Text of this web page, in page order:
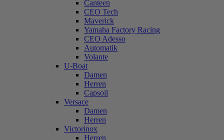
Canteen
CEO Tech
Maverick
Yamaha Factory Racing
CEO Adesso
Automatik
Volante
U-Boat
Damen
Herren
Capsoil
Versace
Damen
Herren
Victorinox
Herren